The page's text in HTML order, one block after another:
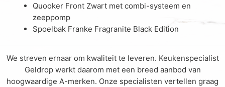
Quooker Front Zwart met combi-systeem en
zeeppomp
Spoelbak Franke Fragranite Black Edition
We streven ernaar om kwaliteit te leveren. Keukenspecialist
Geldrop werkt daarom met een breed aanbod van
hoogwaardige A-merken. Onze specialisten vertellen graag